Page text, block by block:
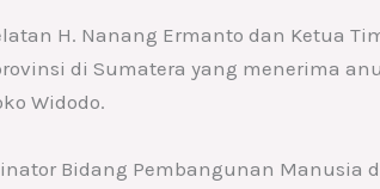
H. Nanang Ermanto dan Ketua
di Sumatera yang menerima
Widodo.
Bidang Pembangunan Manusia